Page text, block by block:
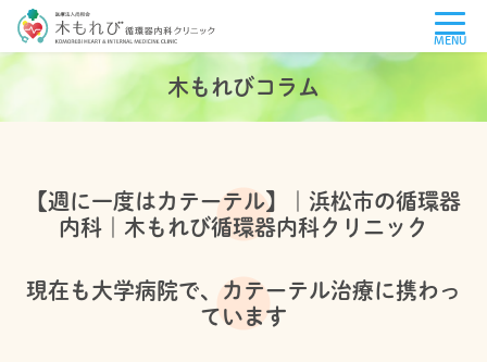
MENU
木もれびコラム
【週に一度はカテーテル】｜浜松市の循環器
内科｜木もれび循環器内科クリニック
現在も大学病院で、カテーテル治療に携わっ
ています